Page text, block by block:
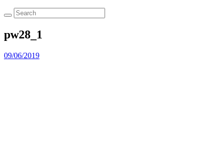
pw28_1
09/06/2019